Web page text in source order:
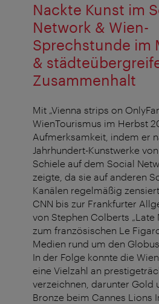
Nackte Kunst im
Network & Wien-
Sprechstunde im
&
Zusammenhalt
Mit „Vienna strips on
WienTourismus im Herbst
Aufmerksamkeit, indem er
Jahrhundert-Kunstwerke
Schiele auf dem Social
zeigte, da sie auf anderen
Kanälen regelmäßig
CNN bis zur Frankfurter
von Stephen Colberts „Late
zum französischen Le
Medien rund um den
In der Folge konnte die
eine Vielzahl an
verzeichnen, darunter Gold
Bronze beim Cannes Lions